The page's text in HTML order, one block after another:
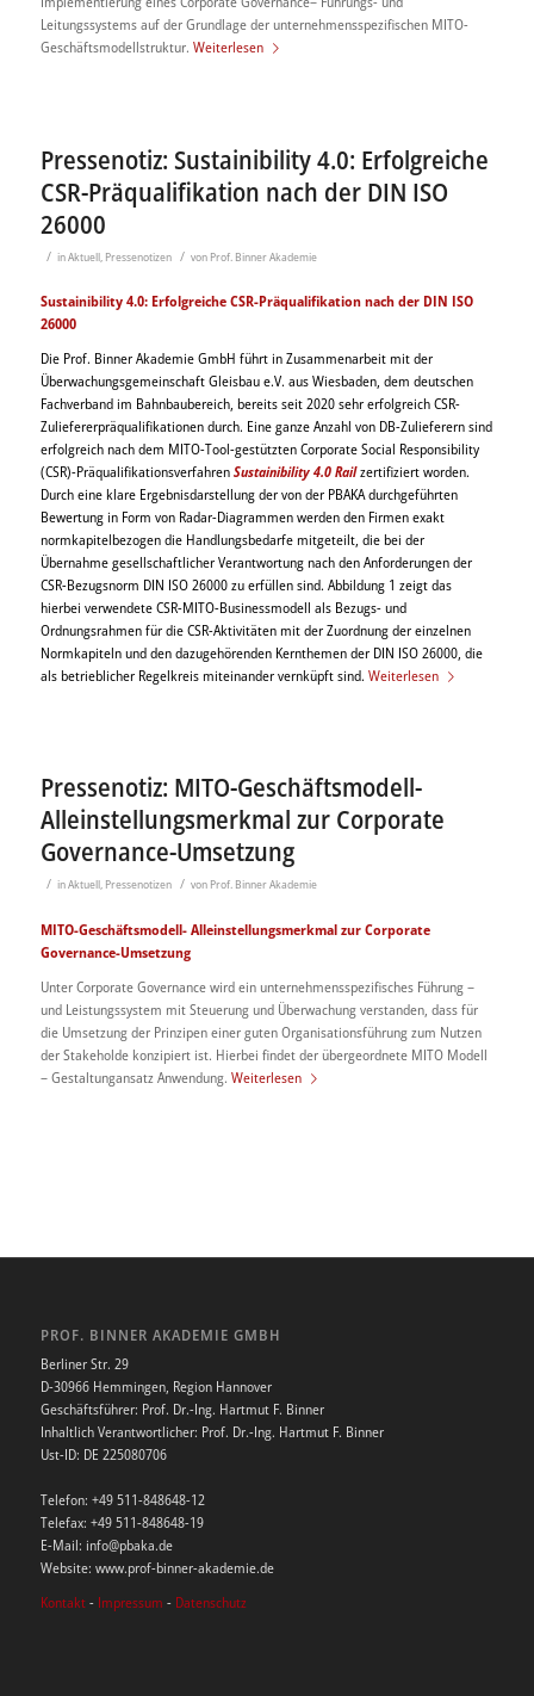
Leitungssystems auf der Grundlage der unternehmensspezifischen MITO-
Geschäftsmodellstruktur. Weiterlesen
Pressenotiz: Sustainibility 4.0: Erfolgreiche
CSR-Präqualifikation nach der DIN ISO
26000
/ inAktuell, Pressenotizen / von Prof. Binner Akademie
Sustainibility 4.0: Erfolgreiche CSR-Präqualifikation nach der DIN ISO
26000
Die Prof. Binner Akademie GmbH führt in Zusammenarbeit mit der
Überwachungsgemeinschaft Gleisbau e.V. aus Wiesbaden, dem deutschen
Fachverband im Bahnbaubereich, bereits seit 2020 sehr erfolgreich CSR-
Zuliefererpräqualifikationen durch. Eine ganze Anzahl von DB-Zulieferern sind
erfolgreich nach dem MITO-Tool-gestützten Corporate Social Responsibility
(CSR)-PräqualifikationsverfahrenSustainibility 4.0 Railzertifiziert worden.
Durch eine klare Ergebnisdarstellung der von der PBAKA durchgeführten
Bewertung in Form von Radar-Diagrammen werden den Firmen exakt
normkapitelbezogen die Handlungsbedarfe mitgeteilt, die bei der
Übernahme gesellschaftlicher Verantwortung nach den Anforderungen der
CSR-Bezugsnorm DIN ISO 26000 zu erfüllen sind. Abbildung 1 zeigt das
hierbei verwendete CSR-MITO-Businessmodell als Bezugs- und
Ordnungsrahmen für die CSR-Aktivitäten mit der Zuordnung der einzelnen
Normkapiteln und den dazugehörenden Kernthemen der DIN ISO 26000, die
als betrieblicher Regelkreis miteinander vernküpft sind. Weiterlesen
Pressenotiz: MITO-Geschäftsmodell-
Alleinstellungsmerkmal zur Corporate
Governance-Umsetzung
/ inAktuell, Pressenotizen / von Prof. Binner Akademie
MITO-Geschäftsmodell- Alleinstellungsmerkmal zur Corporate
Governance-Umsetzung
Unter Corporate Governance wird ein unternehmensspezifisches Führung –
und Leistungssystem mit Steuerung und Überwachung verstanden, dass für
die Umsetzung der Prinzipen einer guten Organisationsführung zum Nutzen
der Stakeholde konzipiert ist. Hierbei findet der übergeordnete MITO Modell
– Gestaltungansatz Anwendung. Weiterlesen
PROF. BINNER AKADEMIE GMBH
Berliner Str. 29
D-30966 Hemmingen, Region Hannover
Geschäftsführer: Prof. Dr.-Ing. Hartmut F. Binner
Inhaltlich Verantwortlicher: Prof. Dr.-Ing. Hartmut F. Binner
Ust-ID: DE 225080706
Telefon: +49 511-848648-12
Telefax: +49 511-848648-19
E-Mail: info@pbaka.de
Website: www.prof-binner-akademie.de
Kontakt - Impressum - Datenschutz